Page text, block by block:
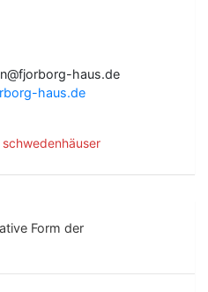
haus.de
haus.de
schwedenhäuser
Form der